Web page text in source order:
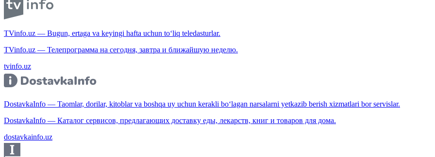
TVinfo.uz — Bugun, ertaga va keyingi hafta uchun to‘liq teledasturlar.
TVinfo.uz — Телепрограмма на сегодня, завтра и ближайшую неделю.
tvinfo.uz
DostavkaInfo — Taomlar, dorilar, kitoblar va boshqa uy uchun kerakli bo‘lagan narsalarni yetkazib berish xizmatlari bor servislar.
DostavkaInfo — Каталог сервисов, предлагающих доставку еды, лекарств, книг и товаров для дома.
dostavkainfo.uz